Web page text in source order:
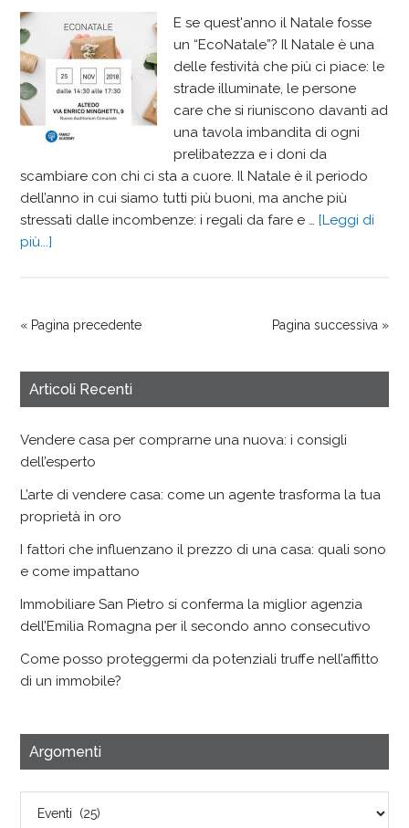
E se quest'anno il Natale fosse
un “EcoNatale”? Il Natale è una
delle festività che più ci piace: le
strade illuminate, le persone
care che si riuniscono davanti ad
una tavola imbandita di ogni
prelibatezza e i doni da
scambiare con chi ci sta a cuore. Il Natale è il periodo
dell’anno in cui siamo tutti più buoni, ma anche più
stressati dalle incombenze: i regali da fare e …[Leggi di
più...]
« Pagina precedente Pagina successiva »
Articoli Recenti
Vendere casa per comprarne una nuova: i consigli
dell’esperto
L’arte di vendere casa: come un agente trasforma la tua
proprietà in oro
I fattori che influenzano il prezzo di una casa: quali sono
e come impattano
Immobiliare San Pietro si conferma la miglior agenzia
dell’Emilia Romagna per il secondo anno consecutivo
Come posso proteggermi da potenziali truffe nell’affitto
di un immobile?
Argomenti